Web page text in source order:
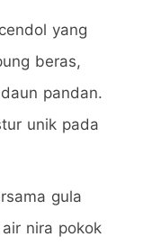
yang
beras,
pandan.
unik pada
gula
nira pokok